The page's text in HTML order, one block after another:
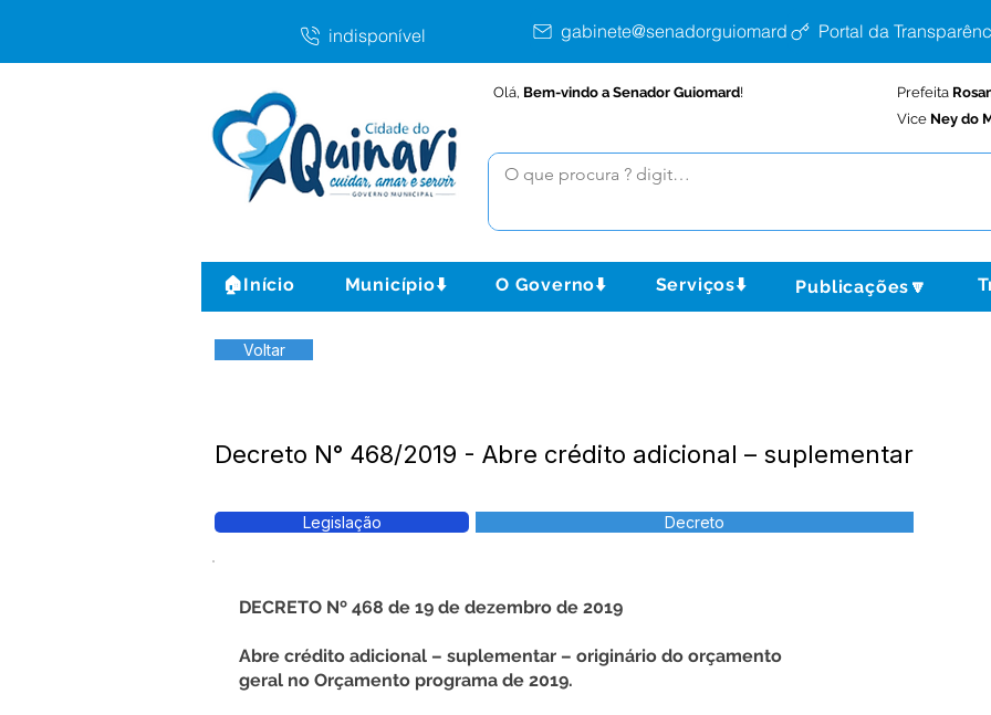
indisponível gabinete@senadorguiomard.ac.gov.br
Portal da
Olá, Bem-vindo a Senador Guiomard! Prefeita
Vice Ney do
🏠Início Município⬇️ O Governo⬇️ Serviços⬇️ Publicações🔽
Voltar
Decreto N° 468/2019 - Abre crédito adicional – suplementar
Legislação Decreto
DECRETO Nº 468 de 19 de dezembro de 2019
Abre crédito adicional – suplementar – originário do orçamento
geral no Orçamento programa de 2019.